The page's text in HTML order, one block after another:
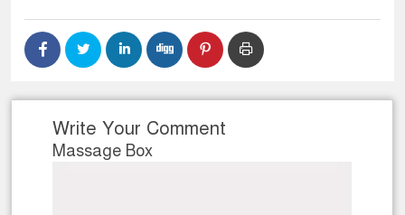
Write Your Comment
Massage Box